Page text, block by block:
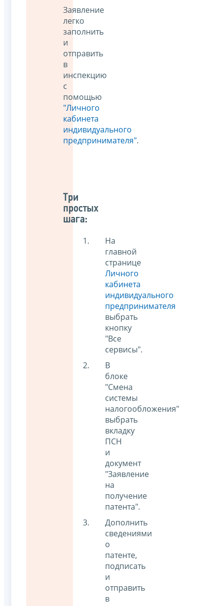
Заявление
легко
заполнить
и
отправить
в
инспекцию
с
помощью
"Личного
кабинета
индивидуального
предпринимателя".
Три
простых
шага:
На
главной
странице
Личного
кабинета
индивидуального
предпринимателя
выбрать
кнопку
"Все
сервисы".
В
блоке
"Смена
системы
налогообложения"
выбрать
вкладку
ПСН
и
документ
"Заявление
на
получение
патента".
Дополнить
сведениями
о
патенте,
подписать
и
отправить
в